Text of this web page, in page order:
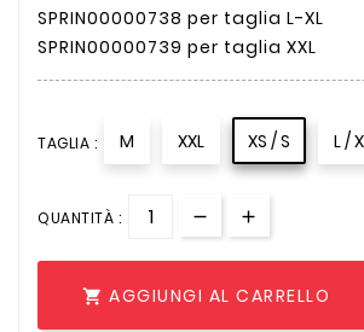
SPRIN00000738 per taglia L-XL
SPRIN00000739 per taglia XXL
TAGLIA : M XXL XS / S L /
QUANTITÀ :
 AGGIUNGI AL CARRELLO